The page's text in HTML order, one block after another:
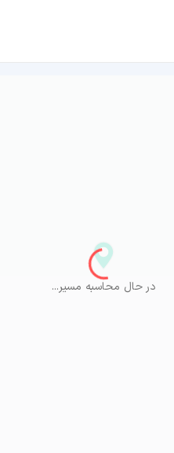
در حال محاسبه مسیر...